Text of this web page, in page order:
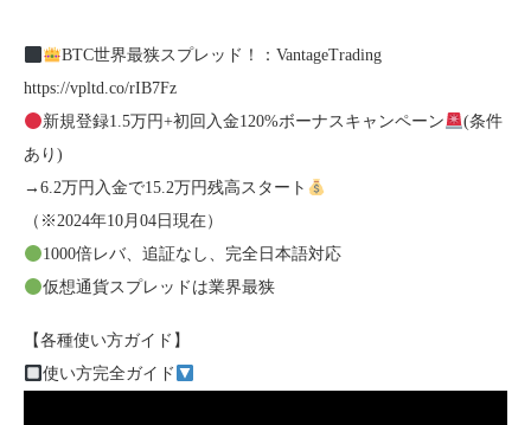
BTC世界最狭スプレッド！：VantageTrading
https://vpltd.co/rIB7Fz
新規登録1.5万円+初回入金120%ボーナスキャンペーン
(条件
あり)
→6.2万円入金で15.2万円残高スタート
（※2024年10月04日現在）
1000倍レバ、追証なし、完全日本語対応
仮想通貨スプレッドは業界最狭
【各種使い方ガイド】
使い方完全ガイド